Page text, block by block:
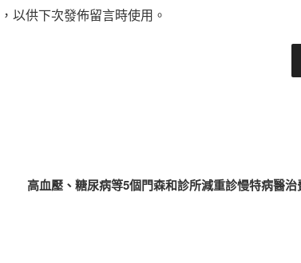
以供下次發佈留言時使用。
高血壓、糖尿病等5個門森和診所減重診慢特病醫